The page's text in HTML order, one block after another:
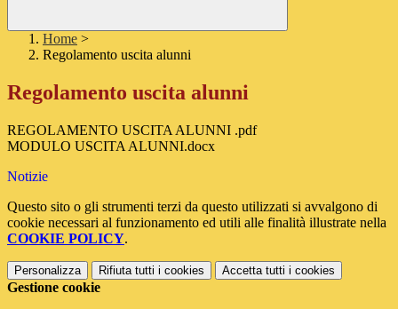
Home >
Regolamento uscita alunni
Regolamento uscita alunni
REGOLAMENTO USCITA ALUNNI .pdf
MODULO USCITA ALUNNI.docx
Notizie
Questo sito o gli strumenti terzi da questo utilizzati si avvalgono di
cookie necessari al funzionamento ed utili alle finalità illustrate nella
COOKIE POLICY.
Personalizza Rifiuta tutti i cookies Accetta tutti i cookies
Gestione cookie